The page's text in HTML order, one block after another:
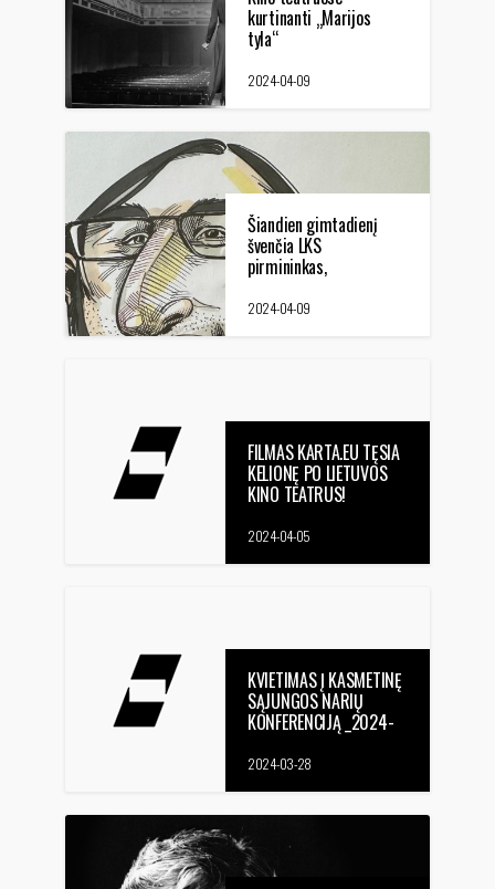
kurtinanti „Marijos
tyla“
2024-04-09
Šiandien gimtadienį
švenčia LKS
pirmininkas,
režisierius, prodiuseris
2024-04-09
FILMAS KARTA.EU TĘSIA
KELIONĘ PO LIETUVOS
KINO TEATRUS!
2024-04-05
KVIETIMAS Į KASMETINĘ
SĄJUNGOS NARIŲ
KONFERENCIJĄ _2024-
04-09, neįvykus 2024-
04-16
2024-03-28